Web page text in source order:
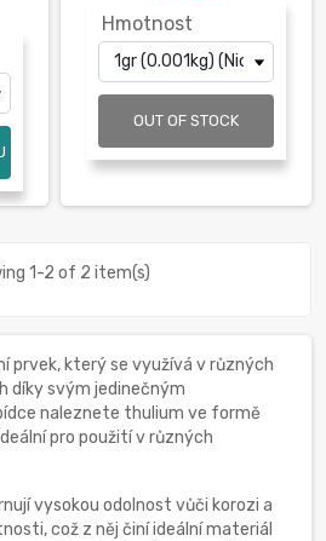
Hmotnost
OUT OF STOCK
1-2 of 2 item(s)
prvek, který se využívá v různých
díky svým jedinečným
naleznete thulium ve formě
pro použití v různých
vysokou odolnost vůči korozi a
což z něj činí ideální materiál